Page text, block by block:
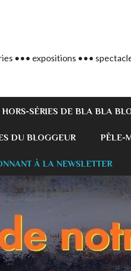
••• expositions •••
HORS-SÉRIES DE BLA BLA
DU BLOGGEUR PÊLE-
À LA NEWSLETTER